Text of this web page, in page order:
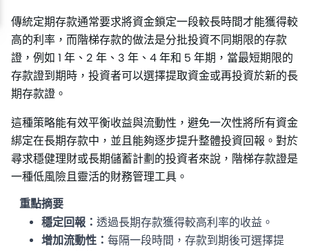
傳統定期存款通常要求將資金鎖定一段較長時間才能獲得較
高的利率，而階梯存款的做法是分批投資不同期限的存款
證，例如 1 年、2 年、3 年、4 年和 5 年期，當最短期限的
存款證到期時，投資者可以選擇提取資金或再投資於新的長
期存款證。
這種策略能有效平衡收益與流動性，避免一次性將所有資金
綁定在長期存款中，並且能夠逐步提升整體投資回報。對於
尋求穩健理財或長期儲蓄計劃的投資者來說，階梯存款證是
一種低風險且靈活的財務管理工具。
重點摘要
穩定回報： 透過長期存款獲得較高利率的收益。
增加流動性： 每隔一段時間，存款到期後可選擇提